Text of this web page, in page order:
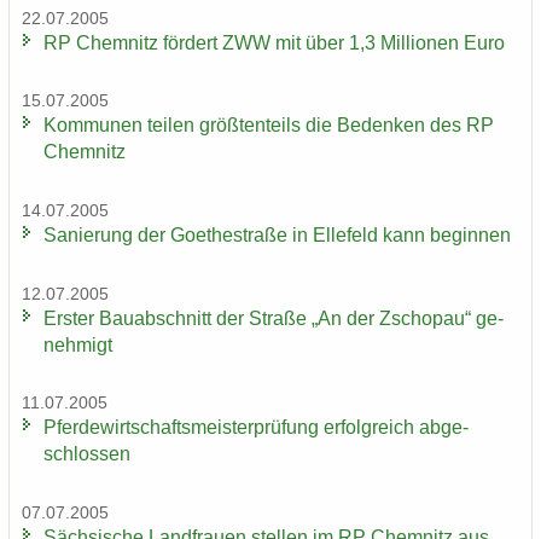
22.07.2005
RP Chem­nitz för­dert ZWW mit über 1,3 Mil­lio­nen Euro
15.07.2005
Kom­mu­nen tei­len größ­ten­teils die Be­den­ken des RP
Chem­nitz
14.07.2005
Sa­nie­rung der Goe­the­stra­ße in El­le­feld kann be­gin­nen
12.07.2005
Ers­ter Bau­ab­schnitt der Stra­ße „An der Zscho­pau“ ge­
neh­migt
11.07.2005
Pfer­de­wirt­schafts­meis­ter­prü­fung er­folg­reich ab­ge­
schlos­sen
07.07.2005